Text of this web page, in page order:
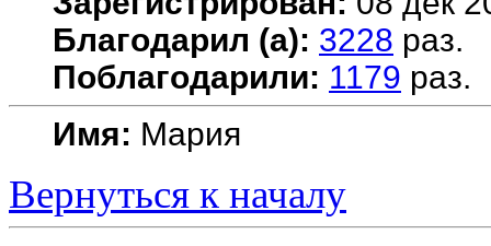
Благодарил (а): 3228 раз.
Поблагодарили: 1179 раз.
Имя: Мария
Вернуться к началу